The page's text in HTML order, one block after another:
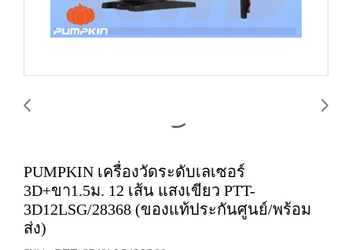
PUMPKIN เครื่องวัดระดับเลเซอร์
3D+ขา1.5ม. 12 เส้น แสงเขียว PTT-
3D12LSG/28368 (ของแท้ประกันศูนย์/พร้อม
ส่ง)